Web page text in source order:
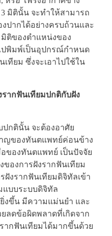
มิตินั้น จะทำให้สามารถ
ปากได้อย่างครบถ้วนและ
มิติของตำแหน่งของ
ปพิมพ์เป็นอุปกรณ์กำหนด
ทียม ซึ่งจะเอาไปใช้ใน
ากฟันเทียมปกติกับฝัง
ปกตินั้น จะต้องอาศัย
ญของทันตแพทย์ค่อนข้าง
ของทันตแพทย์ เป็นปัจจัย
องการฝังรากฟันเทียม
ฝังรากฟันเทียมดิจิทัลเข้า
แบบระบบดิจิทัล
งขึ้น มีความแม่นยำ และ
ลดข้อผิดพลาดที่เกิดจาก
ากฟันเทียมได้มากขึ้นด้วย